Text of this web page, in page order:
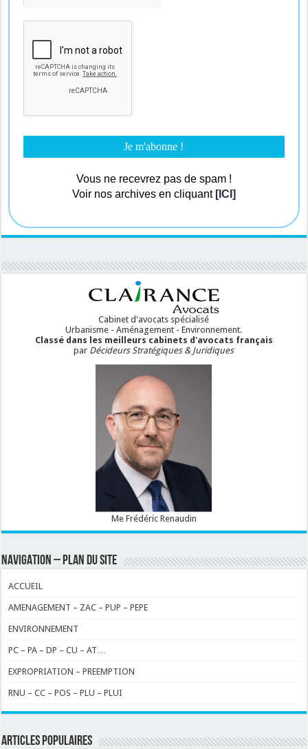
Vous ne recevrez pas de spam !
Voir nos archives en cliquant [ICI]
Cabinet d'avocats spécialisé
Urbanisme - Aménagement - Environnement.
Classé dans les meilleurs cabinets d'avocats français
par Décideurs Stratégiques & Juridiques
Me Frédéric Renaudin
NAVIGATION – PLAN DU SITE
ACCUEIL
AMENAGEMENT – ZAC – PUP – PEPE
ENVIRONNEMENT
PC – PA – DP – CU – AT…
EXPROPRIATION – PREEMPTION
RNU – CC – POS – PLU – PLUI
ARTICLES POPULAIRES